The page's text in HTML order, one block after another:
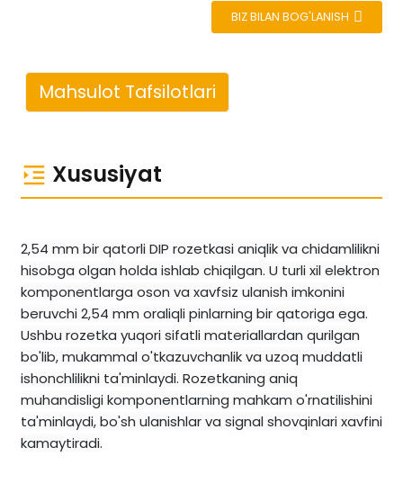
BIZ BILAN BOG'LANISH
Mahsulot Tafsilotlari
Xususiyat
2,54 mm bir qatorli DIP rozetkasi aniqlik va chidamlilikni
hisobga olgan holda ishlab chiqilgan. U turli xil elektron
komponentlarga oson va xavfsiz ulanish imkonini
beruvchi 2,54 mm oraliqli pinlarning bir qatoriga ega.
Ushbu rozetka yuqori sifatli materiallardan qurilgan
bo'lib, mukammal o'tkazuvchanlik va uzoq muddatli
ishonchlilikni ta'minlaydi. Rozetkaning aniq
muhandisligi komponentlarning mahkam o'rnatilishini
ta'minlaydi, bo'sh ulanishlar va signal shovqinlari xavfini
kamaytiradi.